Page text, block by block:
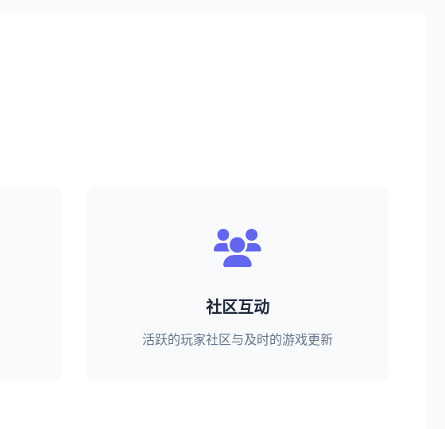
社区互动
活跃的玩家社区与及时的游戏更新